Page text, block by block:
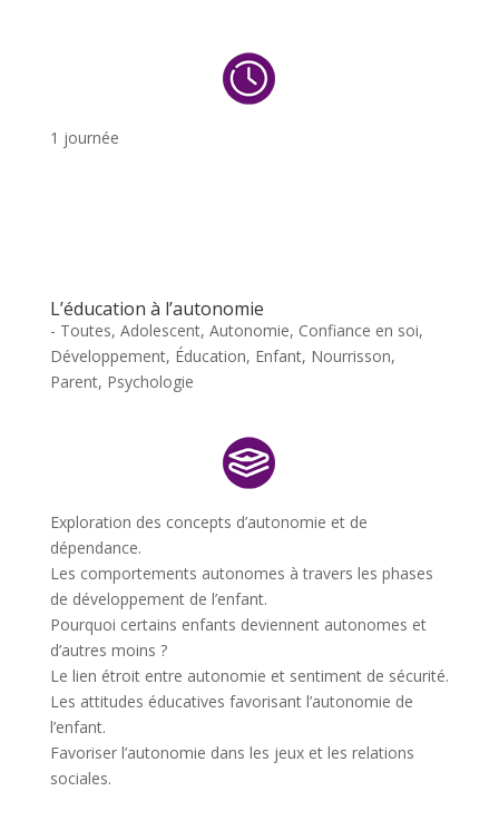
1 journée
L’éducation à l’autonomie
- Toutes, Adolescent, Autonomie, Confiance en soi,
Développement, Éducation, Enfant, Nourrisson,
Parent, Psychologie
Exploration des concepts d’autonomie et de
dépendance.
Les comportements autonomes à travers les phases
de développement de l’enfant.
Pourquoi certains enfants deviennent autonomes et
d’autres moins ?
Le lien étroit entre autonomie et sentiment de sécurité.
Les attitudes éducatives favorisant l’autonomie de
l’enfant.
Favoriser l’autonomie dans les jeux et les relations
sociales.